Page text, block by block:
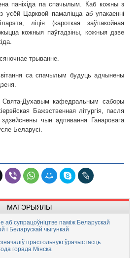
паніхіда па спачылым. Каб кожны з
усёй Царквой памаліцца аб упакаенні
ліція (кароткая заўпакойная
кожныя паўгадзіны, кожныя дзве
трыванне.
са спачылым будуць адчынены
Духавым кафедральным саборы
Бажэственная літургія, пасля
чын адпявання Ганаровага
Беларусі.
МАТЭРЫЯЛЫ
аб супрацоўніцтве паміж Беларускай
і Беларускай чыгункай
прастольную ўрачыстасць
горада Мінска